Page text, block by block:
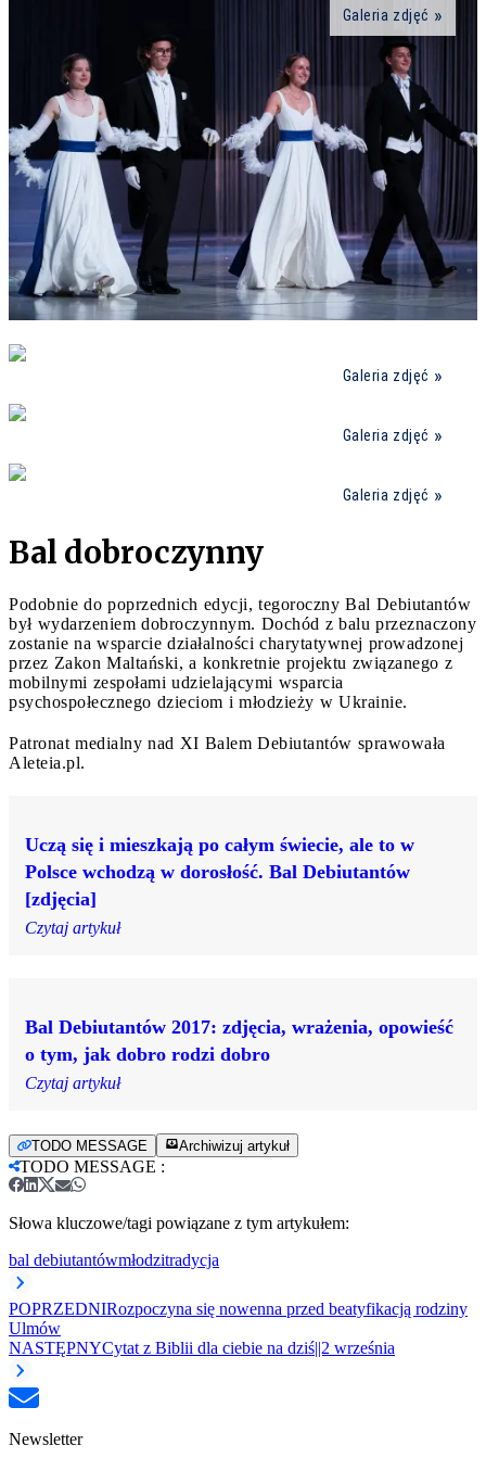
Galeria zdjęć
Galeria zdjęć
Galeria zdjęć
Galeria zdjęć
Bal dobroczynny
Podobnie do poprzednich edycji, tegoroczny Bal Debiutantów
był wydarzeniem dobroczynnym. Dochód z balu przeznaczony
zostanie na wsparcie działalności charytatywnej prowadzonej
przez Zakon Maltański, a konkretnie projektu związanego z
mobilnymi zespołami udzielającymi wsparcia
psychospołecznego dzieciom i młodzieży w Ukrainie.
Patronat medialny nad XI Balem Debiutantów sprawowała
Aleteia.pl.
Uczą się i mieszkają po całym świecie, ale to w
Polsce wchodzą w dorosłość. Bal Debiutantów
[zdjęcia]
Czytaj artykuł
Bal Debiutantów 2017: zdjęcia, wrażenia, opowieść
o tym, jak dobro rodzi dobro
Czytaj artykuł
TODO MESSAGE Archiwizuj artykuł
TODO MESSAGE :
Słowa kluczowe/tagi powiązane z tym artykułem:
bal debiutantówmłodzitradycja
POPRZEDNIRozpoczyna się nowenna przed beatyfikacją rodziny
Ulmów
NASTĘPNYCytat z Biblii dla ciebie na dziś||2 września
Newsletter